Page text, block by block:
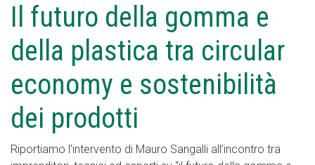
Il futuro della gomma e
della plastica tra circular
economy e sostenibilità
dei prodotti
Riportiamo l’intervento di Mauro Sangalli all’incontro tra